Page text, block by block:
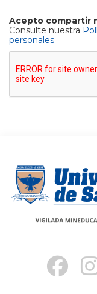
Acepto compartir
Consulte nuestra
personales